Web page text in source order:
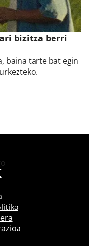
bizitza berri
baina tarte bat egin